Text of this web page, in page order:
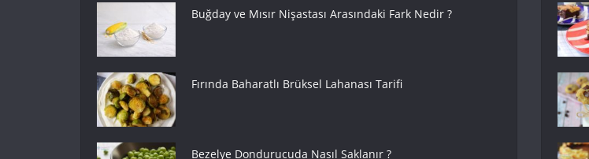
Buğday ve Mısır Nişastası Arasındaki Fark Nedir ?
Fırında Baharatlı Brüksel Lahanası Tarifi
Bezelye Dondurucuda Nasıl Saklanır ?